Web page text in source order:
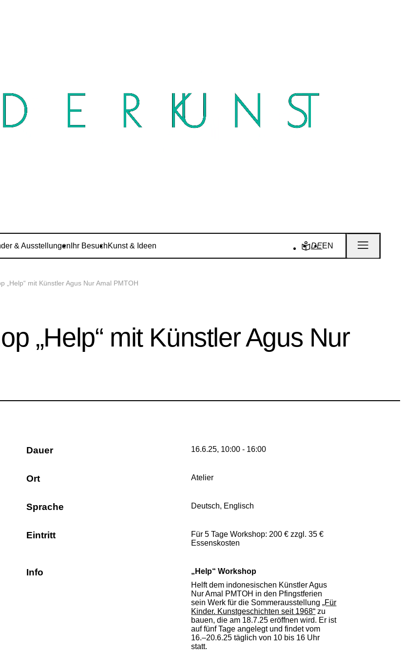
& Ausstellungen Ihr BesuchKunst & Ideen DEEN
„Help“ mit Künstler Agus Nur Amal PMTOH
„Help“ mit Künstler Agus Nur
Dauer 16.6.25, 10:00 - 16:00
Ort Atelier
Sprache Deutsch, Englisch
Eintritt
Für 5 Tage Workshop: 200 € zzgl. 35 €
Essenskosten
Info
„Help“ Workshop
Helft dem indonesischen Künstler Agus
Nur Amal PMTOH in den Pfingstferien
sein Werk für die Sommerausstellung„Für
Kinder. Kunstgeschichten seit 1968“ zu
bauen, die am 18.7.25 eröffnen wird. Er ist
auf fünf Tage angelegt und findet vom
16.–20.6.25 täglich von 10 bis 16 Uhr
statt.